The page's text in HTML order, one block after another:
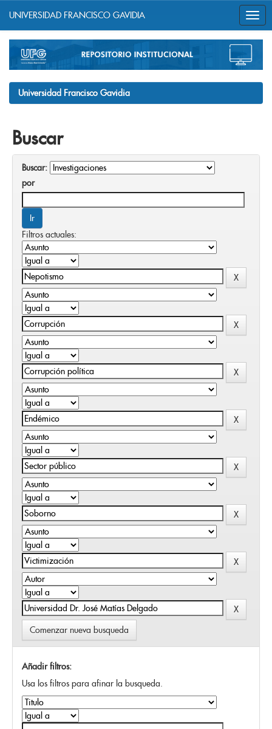
navigation
UNIVERSIDAD FRANCISCO GAVIDIA
Universidad Francisco Gavidia
Buscar
Buscar:
por
Filtros actuales:
Comenzar nueva busqueda
Añadir filtros:
Usa los filtros para afinar la busqueda.